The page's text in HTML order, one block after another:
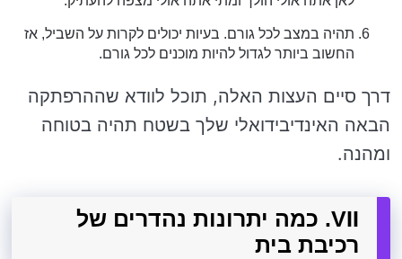
תהיה במצב לכל גורם. בעיות יכולים לקרות על השביל, אז
החשוב ביותר לגדול להיות מוכנים לכל גורם.
דרך סיים העצות האלה, תוכל לוודא שההרפתקה
הבאה האינדיבידואלי שלך בשטח תהיה בטוחה
ומהנה.
VII. כמה יתרונות נהדרים של
רכיבת בית